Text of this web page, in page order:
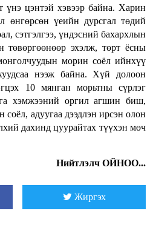
үнэ цэнтэй хэвээр байна. Харин
өнгөрсөн үеийн дурсгал төдий
сэтгэлгээ, үндэсний бахархлын
төвөргөөнөөр эхэлж, төрт ёсны
морин соёл ийнхүү
нээж байна. Хүй долоон
10 мянган морьтны сүрлэг
хэмжээний оргил агшин биш,
адуугаа дээдлэн ирсэн олон
дахинд цуурайтах түүхэн мөч
Нийтлэлч ОЙНОО...
Жиргэх